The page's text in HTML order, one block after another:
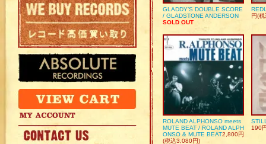
GLADDY’S DOUBLE SCORE
/ GLADSTONE ANDERSON
SOLD OUT
円(
ROLAND ALPHONSO meets
MUTE BEAT / ROLAND ALPH
ONSO & MUTE BEAT2,800円
(税込3,080円)
190